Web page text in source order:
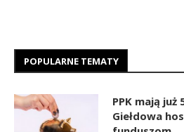
POPULARNE TEMATY
PPK mają
Giełdowa